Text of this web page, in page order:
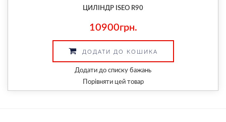
ЦИЛІНДР ISEO R90
10900грн.
ДОДАТИ ДО КОШИКА
Додати до списку бажань
Порівняти цей товар